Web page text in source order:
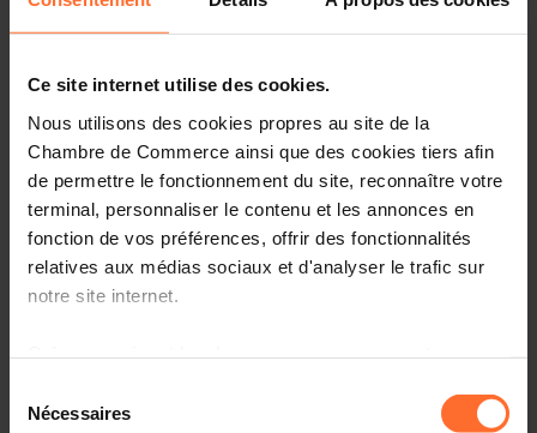
Ce site internet utilise des cookies.
Nous utilisons des cookies propres au site de la
Chambre de Commerce ainsi que des cookies tiers afin
de permettre le fonctionnement du site, reconnaître votre
terminal, personnaliser le contenu et les annonces en
fonction de vos préférences, offrir des fonctionnalités
relatives aux médias sociaux et d'analyser le trafic sur
notre site internet.
à l’exception des cookies strictement nécessaires au
Nécessaires
Video ansehen
Videos
Who We Are: Groupe Chambre de Commerce